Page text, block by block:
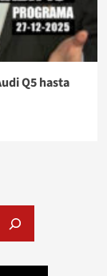
Q5 hasta